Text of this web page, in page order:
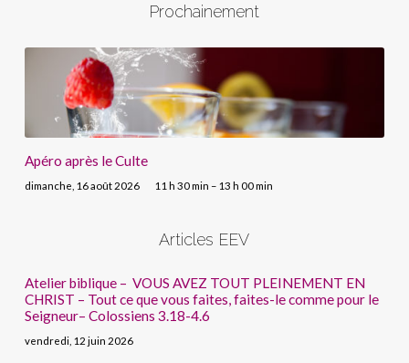
Prochainement
Apéro après le Culte
dimanche, 16 août 2026 11 h 30 min – 13 h 00 min
Articles EEV
Atelier biblique – VOUS AVEZ TOUT PLEINEMENT EN
CHRIST – Tout ce que vous faites, faites-le comme pour le
Seigneur– Colossiens 3.18-4.6
vendredi, 12 juin 2026